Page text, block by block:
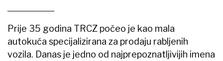
Prije 35 godina TRCZ počeo je kao mala
autokuća specijalizirana za prodaju rabljenih
vozila. Danas je jedno od najprepoznatljivijih imena